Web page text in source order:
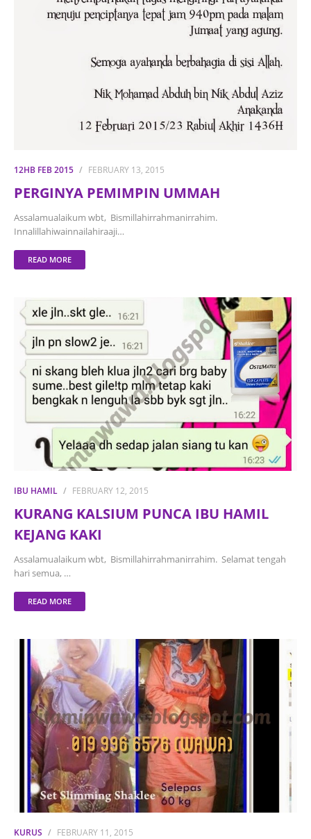
12HB FEB 2015 FEBRUARY 13, 2015
PERGINYA PEMIMPIN UMMAH
Assalamualaikum wbt, Bismillahirrahmanirrahim.
Innalillahiwainnailahiraaji…
READ MORE
IBU HAMIL FEBRUARY 12, 2015
KURANG KALSIUM PUNCA IBU HAMIL
KEJANG KAKI
Assalamualaikum wbt, Bismillahirrahmanirrahim. Selamat tengah
hari semua, …
READ MORE
KURUS FEBRUARY 11, 2015